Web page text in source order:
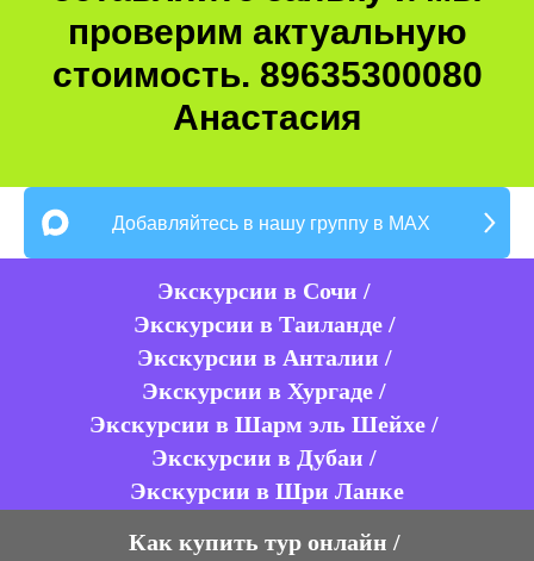
проверим актуальную
стоимость. 89635300080
Анастасия
Добавляйтесь в нашу группу в MAX
Экскурсии в Сочи /
Экскурсии в Таиланде /
Экскурсии в Анталии /
Экскурсии в Хургаде /
Экскурсии в Шарм эль Шейхе /
Экскурсии в Дубаи /
Экскурсии в Шри Ланке
Как купить тур онлайн /